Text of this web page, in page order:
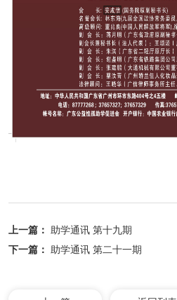
上一篇：
助学通讯 第十九期
下一篇： 助学通讯 第二十一期